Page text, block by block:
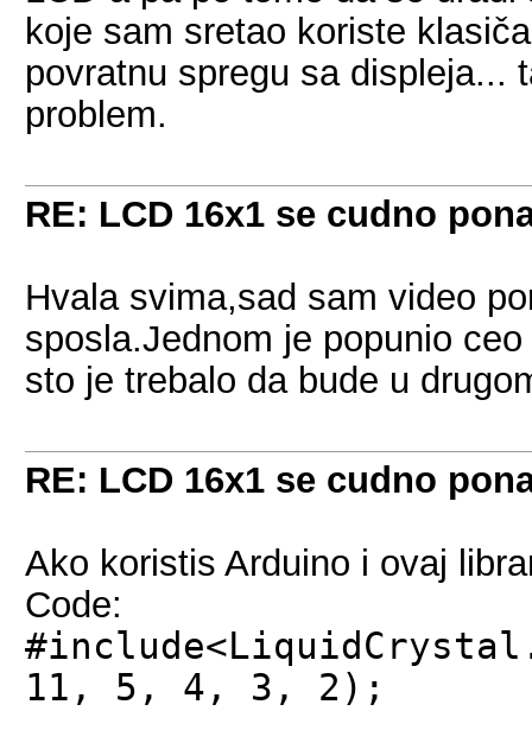
koje sam sretao koriste
povratnu spregu sa displeja...
problem.
RE: LCD 16x1 se cudno
Hvala svima,sad sam video
sposla.Jednom je popunio
sto je trebalo da bude u
RE: LCD 16x1 se cudno
Ako koristis Arduino i ovaj
Code:
11, 5, 4, 3, 2);